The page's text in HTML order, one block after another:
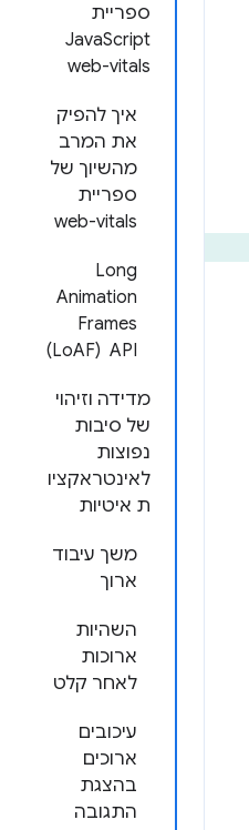
ספריית
web-vitals
איך להפיק
את המרב
מהשיוך של
ספריית
web-vitals
‫Long
Animation
Frames
API ‏ (LoAF)
מדידה וזיהוי
של סיבות
נפוצות
לאינטראקציו
ת איטיות
משך עיבוד
ארוך
השהיות
ארוכות
לאחר קלט
עיכובים
ארוכים
בהצגת
התגובה